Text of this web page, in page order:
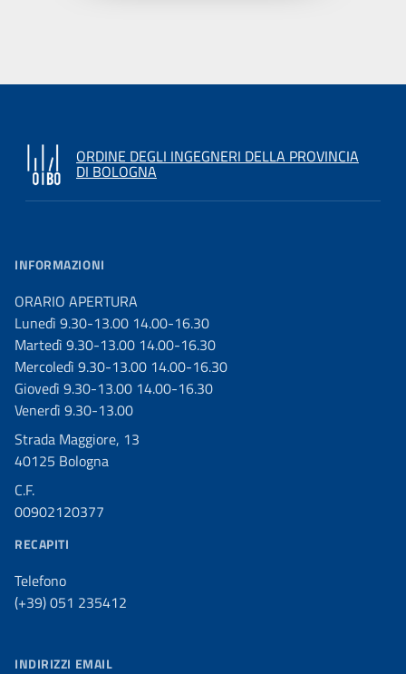
ORDINE DEGLI INGEGNERI DELLA PROVINCIA
DI BOLOGNA
INFORMAZIONI
ORARIO APERTURA
Lunedì 9.30-13.00 14.00-16.30
Martedì 9.30-13.00 14.00-16.30
Mercoledì 9.30-13.00 14.00-16.30
Giovedì 9.30-13.00 14.00-16.30
Venerdì 9.30-13.00
Strada Maggiore, 13
40125 Bologna
C.F.
00902120377
RECAPITI
Telefono
(+39) 051 235412
INDIRIZZI EMAIL